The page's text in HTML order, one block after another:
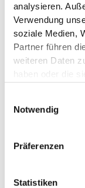
analysieren.
Verwendung
soziale Medien,
Partner führen
weiteren Daten
haben oder die
Notwendig
Präferenzen
Statistiken
Hierdurch wird der
und